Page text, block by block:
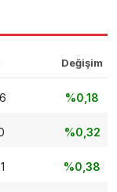
Değişim
%0,18
%0,32
%0,38